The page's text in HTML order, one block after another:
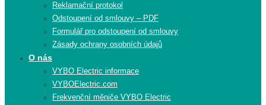
Reklamační protokol
Odstoupení od smlouvy – PDF
Formulář pro odstoupení od smlouvy
Zásady ochrany osobních údajů
O nás
VYBO Electric informace
VYBOElectric.com
Frekvenční měniče VYBO Electric